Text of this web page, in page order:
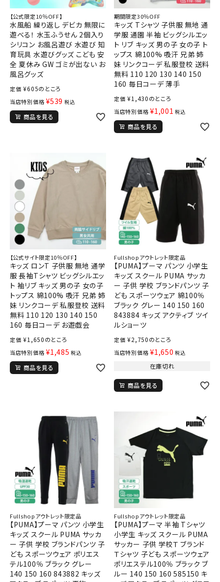
【公式限定10％OFF】
水風船 繰り返し デビカ 無限に
遊べる！ 水玉ふうせん 2個入り
シリコン お風呂遊び 水遊び 知
育玩具 水遊びグッズ こども 安
全 夏休み GW ゴミが出ない お
風呂グッズ
定価 ¥605のところ
当店特別価格 ¥539 税込
商品を見る
期間限定30％OFF
キッズ Tシャツ 子供服 無地 通
学服 通園 半袖 ビッグシルエッ
ト リブ キッズ 男の子 女の子 ト
ップス 綿100% 吸汗 兄弟 姉
妹 リンクコーデ 私服登校 送料
無料 110 120 130 140 150
160 毎日コーデ 薄手
定価 ¥1,430のところ
当店特別価格 ¥1,001 税込
商品を見る
【公式サイト限定10％OFF】
キッズ ロンT 子供服 無地 通学
服 長袖Tシャツ ビッグシルエッ
ト 袖リブ キッズ 男の子 女の子
トップス 綿100% 吸汗 兄弟 姉
妹 リンクコーデ 私服登校 送料
無料 110 120 130 140 150
160 毎日コーデ お遊戯会
定価 ¥1,650のところ
当店特別価格 ¥1,485 税込
商品を見る
Fullshopアウトレット限定品
【PUMA】プーマ パンツ 小学生
キッズ スクール PUMA サッカ
ー 子供 学校 ブランドパンツ 子
ども スポーツウェア 綿100％
ブラック グレー 140 150 160
843884 キッズ アクティブ ツイ
ルショーツ
定価 ¥2,750のところ
当店特別価格 ¥1,650 税込
在庫切れ
商品を見る
Fullshopアウトレット限定品
【PUMA】プーマ パンツ 小学生
キッズ スクール PUMA サッカ
ー 子供 学校 ブランドパンツ 子
ども スポーツウェア ポリエス
テル100％ ブラック グレー
140 150 160 843882 キッズ
Fullshopアウトレット限定品
【PUMA】プーマ 半袖 Tシャツ
小学生 キッズ スクール PUMA
サッカー 子供 学校Ｔ ブランド
Ｔシャツ 子ども スポーツウェア
ポリエステル100％ ブラック ブ
ルー 140 150 160 585150 キ